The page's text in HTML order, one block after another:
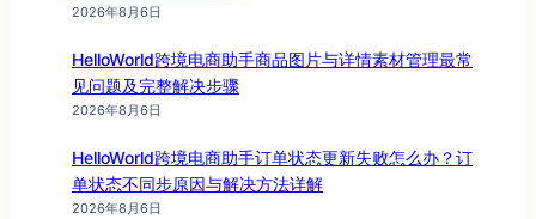
2026年8月6日
HelloWorld跨境电商助手商品图片与详情素材管理最常
见问题及完整解决步骤
2026年8月6日
HelloWorld跨境电商助手订单状态更新失败怎么办？订
单状态不同步原因与解决方法详解
2026年8月6日